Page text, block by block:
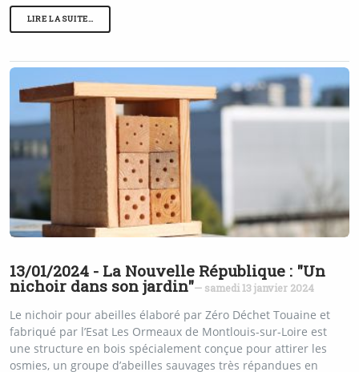
LIRE LA SUITE…
13/01/2024 - La Nouvelle République : "Un
nichoir dans son jardin"— samedi 13 janvier 2024
Le nichoir pour abeilles élaboré par Zéro Déchet Touaine et
fabriqué par l’Esat Les Ormeaux de Montlouis-sur-Loire est
une structure en bois spécialement conçue pour attirer les
osmies, un groupe d’abeilles sauvages très répandues en